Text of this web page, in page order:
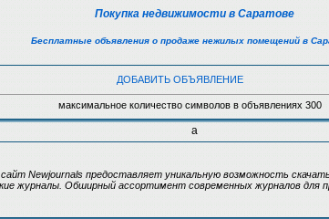
Покупка недвижимости в Саратове
Бесплатные объявления о продаже нежилых помещений в
ДОБАВИТЬ ОБЪЯВЛЕНИЕ
максимальное количество символов в объявлениях 300
а
Newjournals предоставляет уникальную возможность
журналы. Обширный ассортимент современных журналов для